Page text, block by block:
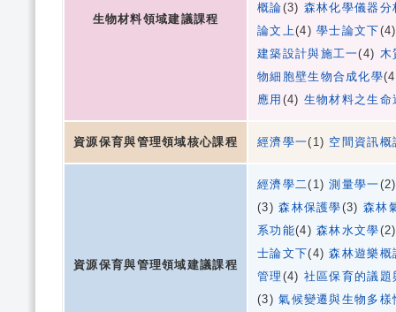
生物材料領域建議課程
概論(3) 森林化學儀器分
論文上(4)學士論文下
建築設計與施工一(4) 木
物細胞壁生物合成化學
應用 (4) 生物材料之生命
資源保育與管理領域核心課程 經濟學一(1) 空間資訊概
資源保育與管理領域建議課程
經濟學二(1)測量學一
(3)森林保護學(3) 森林
系功能(4)森林水文學
士論文下(4)森林遊樂概
管理 (4) 社區保育的議題
(3)氣候變遷與生物多樣